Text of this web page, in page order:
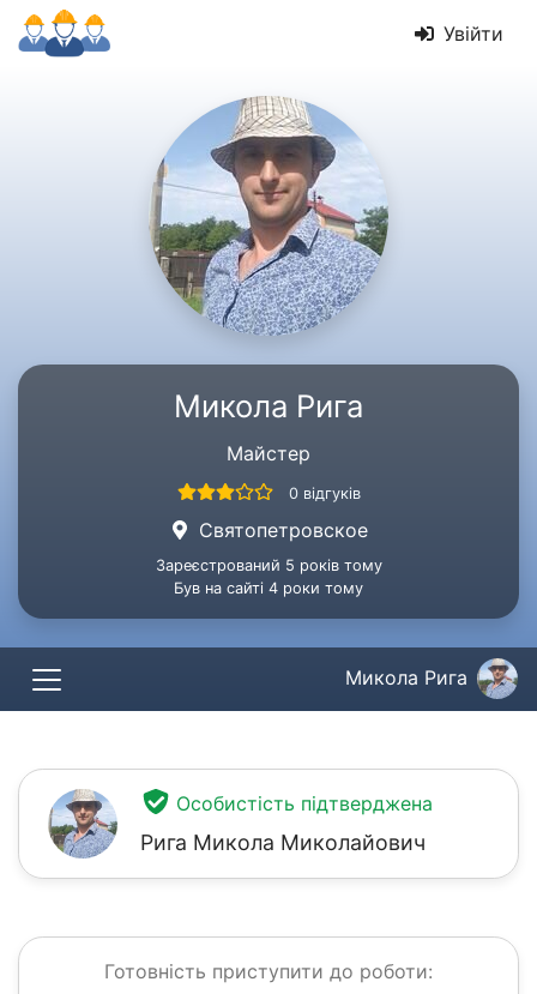
Увійти
Микола Рига
Майстер
0 відгуків
Святопетровское
Зареєстрований 5 років тому
Був на сайті 4 роки тому
Микола Рига
Особистість підтверджена
Рига Микола Миколайович
Готовність приступити до роботи: